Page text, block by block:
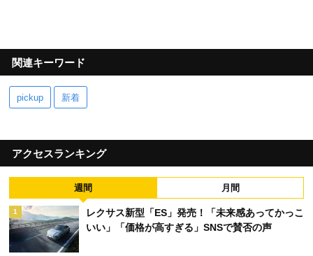
関連キーワード
pickup 新着
アクセスランキング
週間 月間
1
レクサス新型「ES」発売！「未来感あってかっこ
いい」「価格が高すぎる」SNSで賛否の声